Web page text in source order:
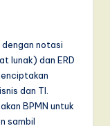
dengan notasi
lunak) dan ERD
dan TI.
BPMN untuk
sambil